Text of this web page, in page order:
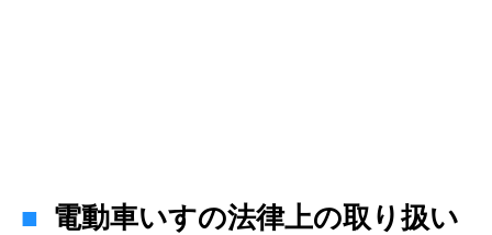
電動車いすの法律上の取り扱い